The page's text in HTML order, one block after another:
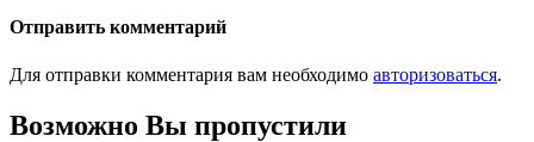
Отправить комментарий
Для отправки комментария вам необходимо авторизоваться.
Возможно Вы пропустили